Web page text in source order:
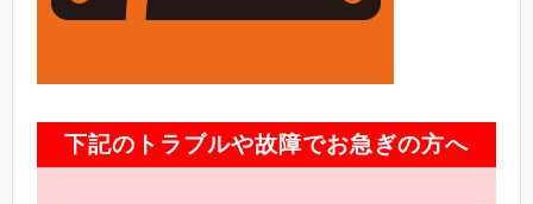
下記のトラブルや故障でお急ぎの方へ